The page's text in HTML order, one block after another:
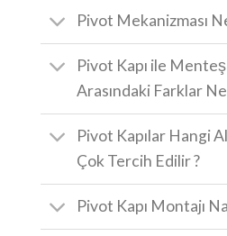
Pivot Mekanizması
Pivot Kapı ile
Arasındaki Farklar
Pivot Kapılar Hangi
Çok Tercih Edilir ?
Pivot Kapı Montajı